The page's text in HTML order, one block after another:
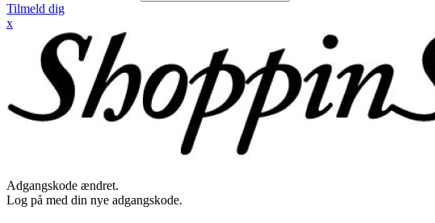
Tilmeld dig
x
Adgangskode ændret.
Log på med din nye adgangskode.